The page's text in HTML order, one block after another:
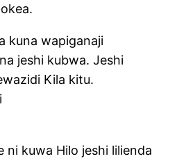
kuna wapiganaji
jeshi kubwa. Jeshi
Kila kitu.
ni kuwa Hilo jeshi lilienda